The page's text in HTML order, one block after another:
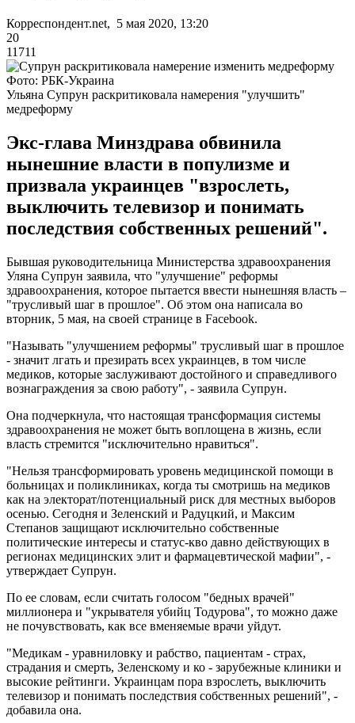
Корреспондент.net, 5 мая 2020, 13:20
20
11711
Фото: РБК-Украина
Ульяна Супрун раскритиковала намерения "улучшить"
медреформу
Экс-глава Минздрава обвинила
нынешние власти в популизме и
призвала украинцев "взрослеть,
выключить телевизор и понимать
последствия собственных решений".
Бывшая руководительница Министерства здравоохранения
Уляна Супрун заявила, что "улучшение" реформы
здравоохранения, которое пытается ввести нынешняя власть –
"трусливый шаг в прошлое". Об этом она написала во
вторник, 5 мая, на своей странице в Facebook.
"Называть "улучшением реформы" трусливый шаг в прошлое
- значит лгать и презирать всех украинцев, в том числе
медиков, которые заслуживают достойного и справедливого
вознаграждения за свою работу", - заявила Супрун.
Она подчеркнула, что настоящая трансформация системы
здравоохранения не может быть воплощена в жизнь, если
власть стремится "исключительно нравиться".
"Нельзя трансформировать уровень медицинской помощи в
больницах и поликлиниках, когда ты смотришь на медиков
как на электорат/потенциальный риск для местных выборов
осенью. Сегодня и Зеленский и Радуцкий, и Максим
Степанов защищают исключительно собственные
политические интересы и статус-кво давно действующих в
регионах медицинских элит и фармацевтической мафии", -
утверждает Супрун.
По ее словам, если считать голосом "бедных врачей"
миллионера и "укрывателя убийц Тодурова", то можно даже
не почувствовать, как все вменяемые врачи уйдут.
"Медикам - уравниловку и рабство, пациентам - страх,
страдания и смерть, Зеленскому и ко - зарубежные клиники и
высокие рейтинги. Украинцам пора взрослеть, выключить
телевизор и понимать последствия собственных решений", -
добавила она.